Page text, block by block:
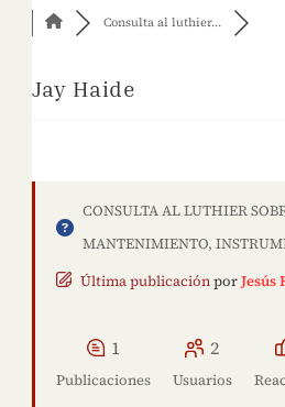
Consulta al luthier...
Jay Haide
CONSULTA AL LUTHIER
MANTENIMIENTO,
Última publicaciónporJesús
1
Publicaciones
2
Usuarios